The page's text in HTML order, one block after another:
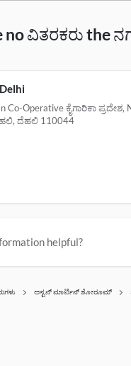
no ವಿತರಕರು the
Co-Operative ಕೈಗಾರಿಕಾ ಪ್ರದೇಶ,
ದೆಹಲಿ 110044
helpful?
ಅಸ್ಟನ್ ಮಾರ್ಟಿನ್ ಶೋರೂಮ್‌